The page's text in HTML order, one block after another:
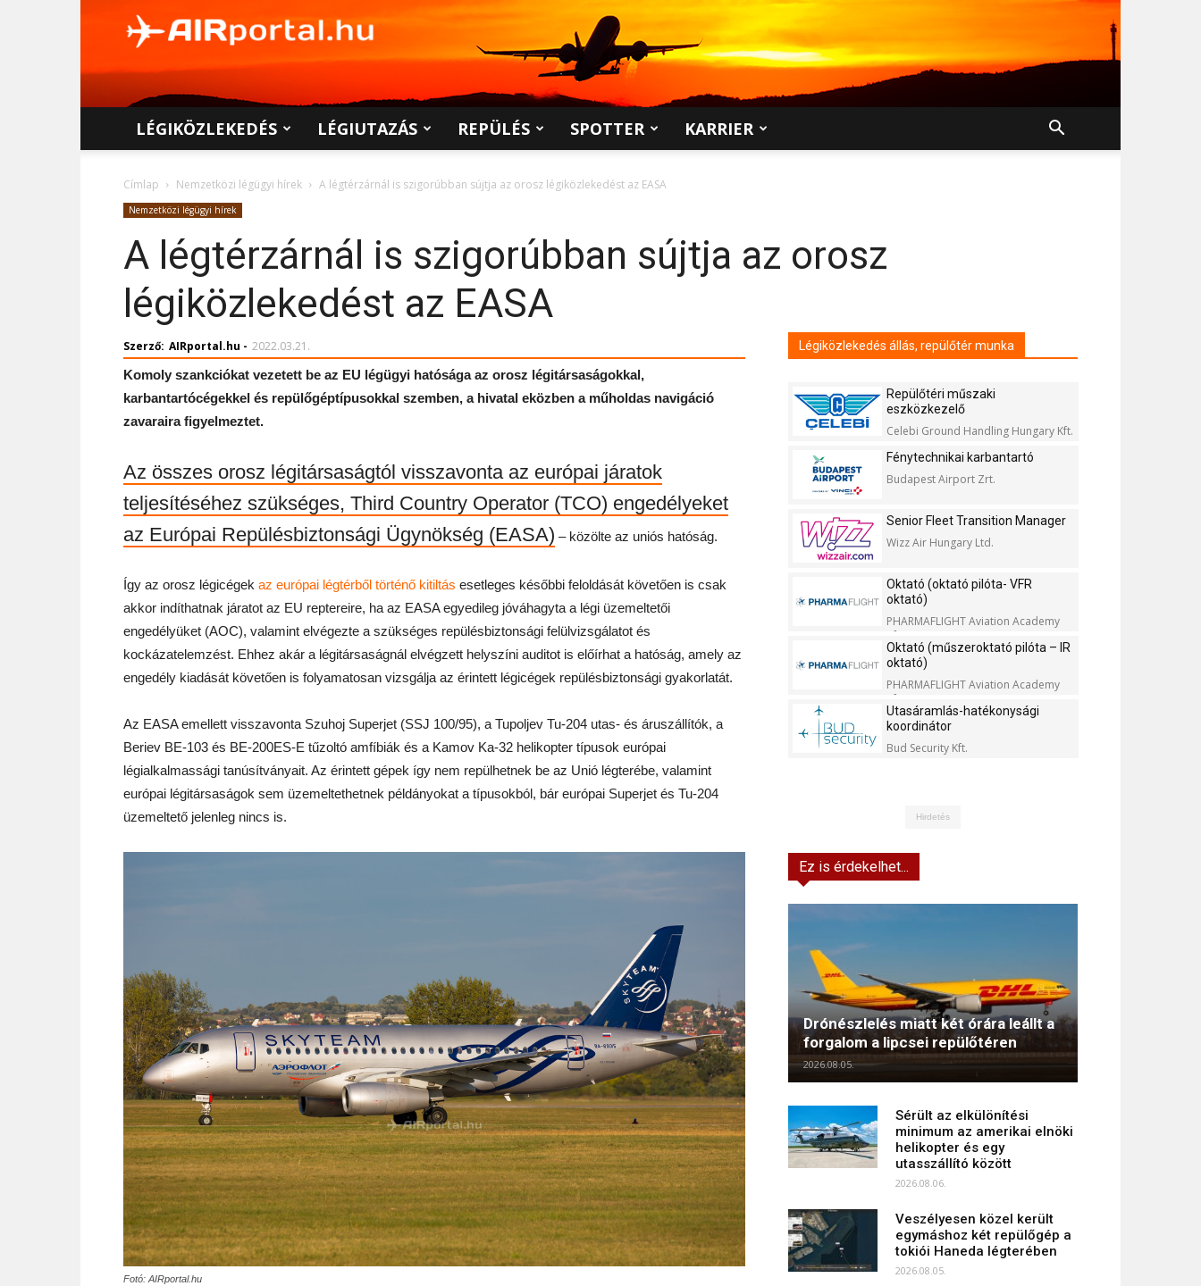
LÉGIKÖZLEKEDÉS LÉGIUTAZÁS REPÜLÉS SPOTTER KARRIER
Címlap Nemzetközi légügyi hírek A légtérzárnál is szigorúbban sújtja az orosz légiközlekedést az EASA
Nemzetközi légügyi hírek
A légtérzárnál is szigorúbban sújtja az orosz
légiközlekedést az EASA
Szerző: AIRportal.hu - 2022.03.21.
Komoly szankciókat vezetett be az EU légügyi hatósága az orosz légitársaságokkal,
karbantartócégekkel és repülőgéptípusokkal szemben, a hivatal eközben a műholdas navigáció
zavaraira figyelmeztet.
Az összes orosz légitársaságtól visszavonta az európai járatok
teljesítéséhez szükséges, Third Country Operator (TCO) engedélyeket
az Európai Repülésbiztonsági Ügynökség (EASA) – közölte az uniós hatóság.
Így az orosz légicégek az európai légtérből történő kitiltás esetleges későbbi feloldását követően is csak
akkor indíthatnak járatot az EU reptereire, ha az EASA egyedileg jóváhagyta a légi üzemeltetői
engedélyüket (AOC), valamint elvégezte a szükséges repülésbiztonsági felülvizsgálatot és
kockázatelemzést. Ehhez akár a légitársaságnál elvégzett helyszíni auditot is előírhat a hatóság, amely az
engedély kiadását követően is folyamatosan vizsgálja az érintett légicégek repülésbiztonsági gyakorlatát.
Az EASA emellett visszavonta Szuhoj Superjet (SSJ 100/95), a Tupoljev Tu-204 utas- és áruszállítók, a
Beriev BE-103 és BE-200ES-E tűzoltó amfíbiák és a Kamov Ka-32 helikopter típusok európai
légialkalmassági tanúsítványait. Az érintett gépek így nem repülhetnek be az Unió légterébe, valamint
európai légitársaságok sem üzemeltethetnek példányokat a típusokból, bár európai Superjet és Tu-204
üzemeltető jelenleg nincs is.
Fotó: AIRportal.hu
Légiközlekedés állás, repülőtér munka
Repülőtéri műszaki
eszközkezelő
Celebi Ground Handling Hungary Kft.
Fénytechnikai karbantartó
Budapest Airport Zrt.
Senior Fleet Transition Manager
Wizz Air Hungary Ltd.
Oktató (oktató pilóta- VFR
oktató)
PHARMAFLIGHT Aviation Academy
Kft.
Oktató (műszeroktató pilóta – IR
oktató)
PHARMAFLIGHT Aviation Academy
Kft.
Utasáramlás-hatékonysági
koordinátor
Bud Security Kft.
Hirdetés
Ez is érdekelhet...
Drónészlelés miatt két órára leállt a
forgalom a lipcsei repülőtéren
2026.08.05.
Sérült az elkülönítési
minimum az amerikai elnöki
helikopter és egy
utasszállító között
2026.08.06.
Veszélyesen közel került
egymáshoz két repülőgép a
tokiói Haneda légterében
2026.08.05.